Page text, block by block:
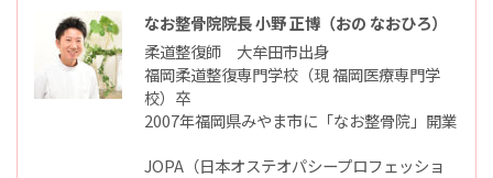
なお整骨院院長 小野 正博（おの なおひろ）
柔道整復師 大牟田市出身
福岡柔道整復専門学校（現 福岡医療専門学
校）卒
2007年福岡県みやま市に「なお整骨院」開業
JOPA（日本オステオパシープロフェッショ